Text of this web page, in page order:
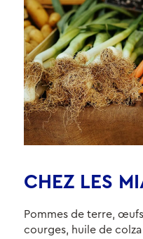
CHEZ LES
Pommes de terre,
courges, huile de